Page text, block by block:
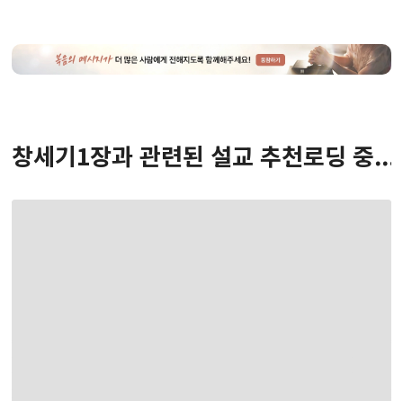
창세기1장과 관련된 설교 추천로딩 중...